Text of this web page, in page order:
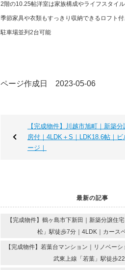
2階の10.25帖洋室は家族構成やライフスタイ
季節家具や衣類もすっきり収納できるロフト付
駐車場並列2台可能
ページ作成日 2023-05-06
【完成物件】川越市旭町｜新築
房付｜4LDK＋S｜LDK18.6帖｜ビ
ージ｜
最新の記事
【完成物件】鶴ヶ島市下新田｜新築分譲住
松」駅徒歩7分｜4LDK｜カース
【完成物件】若葉台マンション｜リノベー
武東上線「若葉」駅徒歩